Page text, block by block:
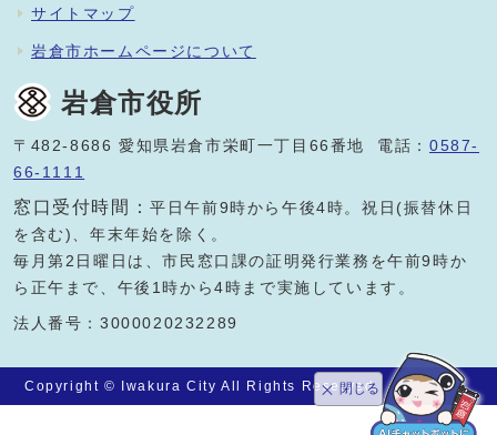
閉じる
サイトマップ
岩倉市ホームページについて
岩倉市役所
〒482-8686 愛知県岩倉市栄町一丁目66番地 電話：0587-
66-1111
窓口受付時間：平日午前9時から午後4時。祝日(振替休日
を含む)、年末年始を除く。
毎月第2日曜日は、市民窓口課の証明発行業務を午前9時か
ら正午まで、午後1時から4時まで実施しています。
法人番号：3000020232289
Copyright © Iwakura City All Rights Reserved.